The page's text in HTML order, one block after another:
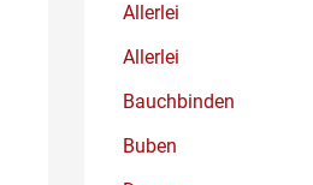
Allerlei
Allerlei
Bauchbinden
Buben